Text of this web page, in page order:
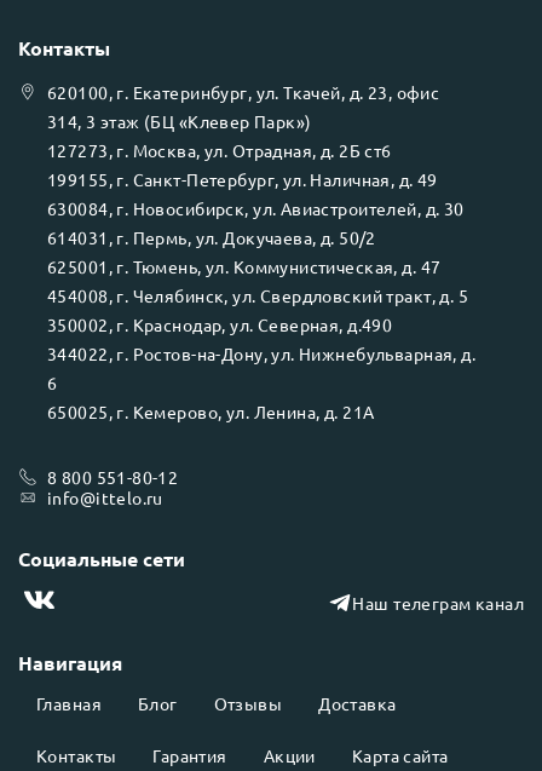
Навигация
Главная Блог Отзывы Доставка
Контакты Гарантия Акции Карта сайта
Контакты
620100, г. Екатеринбург, ул.Ткачей, д. 23, офис
314, 3 этаж (БЦ «Клевер Парк»)
127273, г. Москва, ул. Отрадная, д. 2Б ст6
199155, г. Санкт-Петербург, ул. Наличная, д. 49
630084, г. Новосибирск, ул. Авиастроителей, д. 30
614031 , г. Пермь, ул. Докучаева, д. 50/2
625001 , г. Тюмень, ул. Коммунистическая, д. 47
454008, г. Челябинск, ул. Свердловский тракт, д. 5
350002, г. Краснодар, ул. Северная, д.490
344022, г. Ростов-на-Дону, ул. Нижнебульварная, д.
6
650025, г. Кемерово, ул. Ленина, д. 21А
8 800 551-80-12
info@ittelo.ru
Социальные сети
Наш телеграм канал